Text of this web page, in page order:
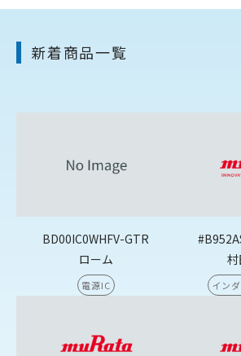
新着商品一覧
BD00IC0WHFV-GTR
ローム
電源IC イン